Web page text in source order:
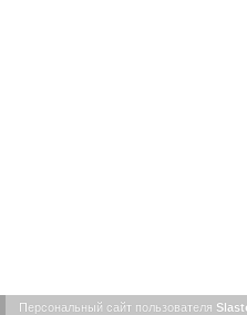
Персональный сайт пользователя